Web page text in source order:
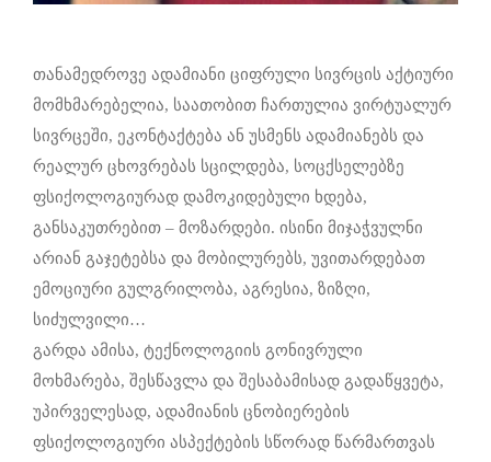
თანამედროვე ადამიანი ციფრული სივრცის აქტიური
მომხმარებელია, საათობით ჩართულია ვირტუალურ
სივრცეში, ეკონტაქტება ან უსმენს ადამიანებს და
რეალურ ცხოვრებას სცილდება, სოცქსელებზე
ფსიქოლოგიურად დამოკიდებული ხდება,
განსაკუთრებით – მოზარდები. ისინი მიჯაჭვულნი
არიან გაჯეტებსა და მობილურებს, უვითარდებათ
ემოციური გულგრილობა, აგრესია, ზიზღი,
სიძულვილი…
გარდა ამისა, ტექნოლოგიის გონივრული
მოხმარება, შესწავლა და შესაბამისად გადაწყვეტა,
უპირველესად, ადამიანის ცნობიერების
ფსიქოლოგიური ასპექტების სწორად წარმართვას